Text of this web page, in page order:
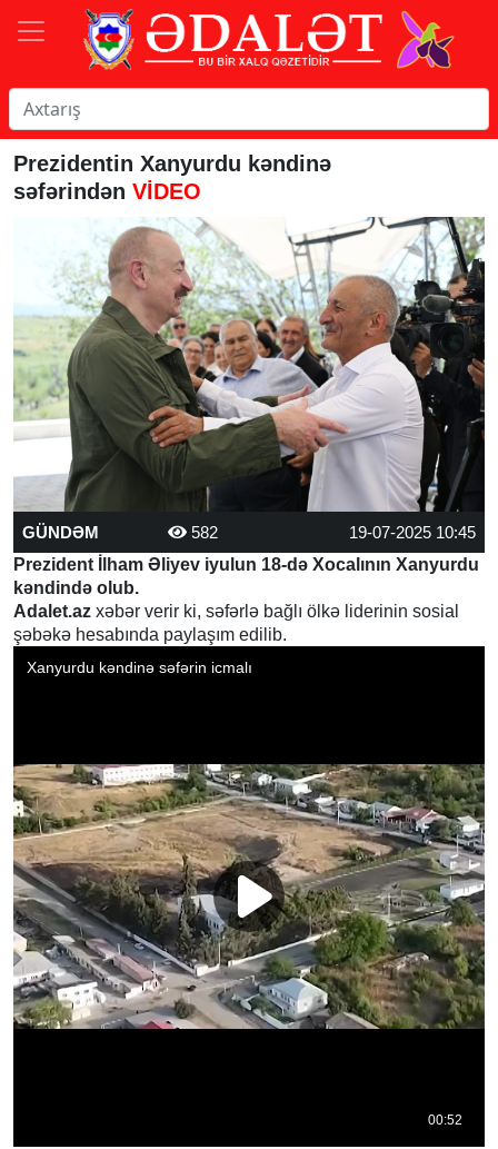
Prezidentin Xanyurdu kəndinə
səfərindən VİDEO
GÜNDƏM 582
19-07-2025 10:45
Prezident İlham Əliyev iyulun 18-də Xocalının Xanyurdu
kəndində olub.
Adalet.az xəbər verir ki, səfərlə bağlı ölkə liderinin sosial
şəbəkə hesabında paylaşım edilib.